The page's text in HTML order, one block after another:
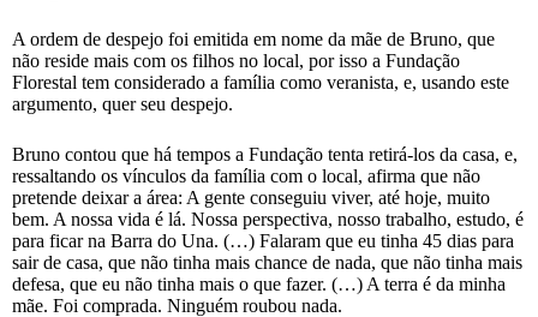
A ordem de despejo foi emitida em nome da mãe de Bruno, que
não reside mais com os filhos no local, por isso a Fundação
Florestal tem considerado a família como veranista, e, usando este
argumento, quer seu despejo.
Bruno contou que há tempos a Fundação tenta retirá-los da casa, e,
ressaltando os vínculos da família com o local, afirma que não
pretende deixar a área: A gente conseguiu viver, até hoje, muito
bem. A nossa vida é lá. Nossa perspectiva, nosso trabalho, estudo, é
para ficar na Barra do Una. (…) Falaram que eu tinha 45 dias para
sair de casa, que não tinha mais chance de nada, que não tinha mais
defesa, que eu não tinha mais o que fazer. (…) A terra é da minha
mãe. Foi comprada. Ninguém roubou nada.